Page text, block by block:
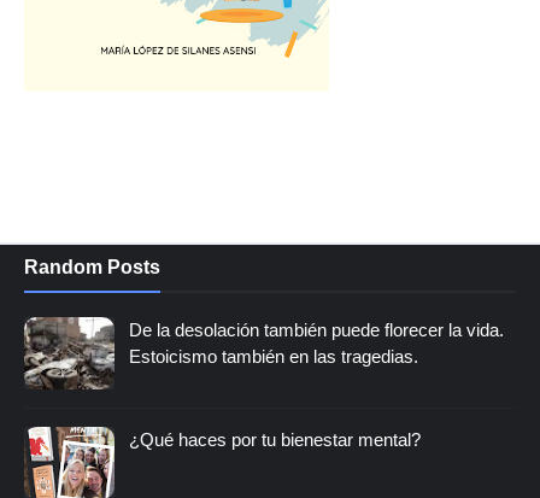
Random Posts
De la desolación también puede florecer la vida.
Estoicismo también en las tragedias.
¿Qué haces por tu bienestar mental?